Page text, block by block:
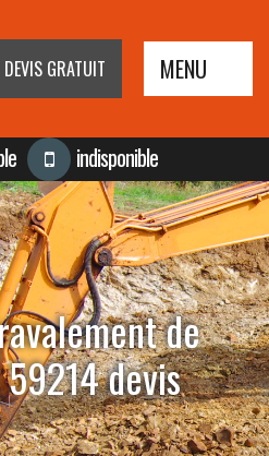
DEVIS GRATUIT MENU
indisponible
de
devis